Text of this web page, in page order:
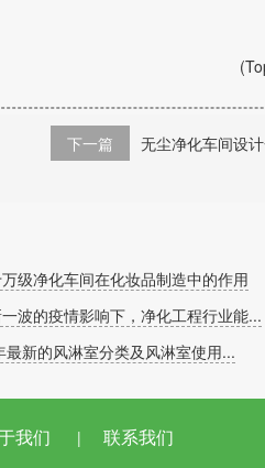
下一篇 无尘净化车间设
级净化车间在化妆品制造中的作用
波的疫情影响下，净化工程行业能...
最新的风淋室分类及风淋室使用...
我们 | 联系我们